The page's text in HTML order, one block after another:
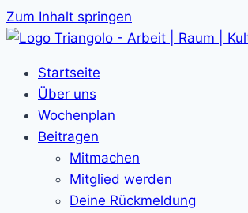
Zum Inhalt springen
Startseite
Über uns
Wochenplan
Beitragen
Mitmachen
Mitglied werden
Deine Rückmeldung